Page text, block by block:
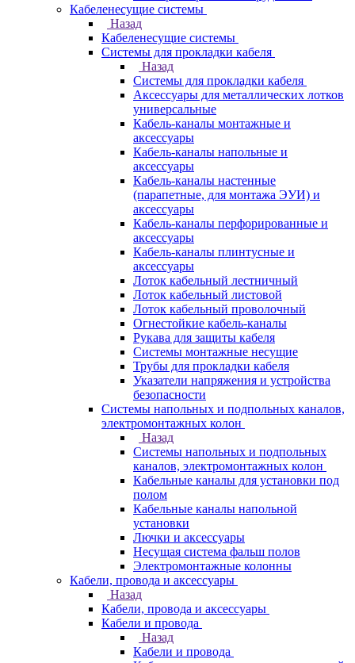
Кабеленесущие системы
Назад
Кабеленесущие системы
Системы для прокладки кабеля
Назад
Системы для прокладки кабеля
Аксессуары для металлических лотков
универсальные
Кабель-каналы монтажные и
аксессуары
Кабель-каналы напольные и
аксессуары
Кабель-каналы настенные
(парапетные, для монтажа ЭУИ) и
аксессуары
Кабель-каналы перфорированные и
аксессуары
Кабель-каналы плинтусные и
аксессуары
Лоток кабельный лестничный
Лоток кабельный листовой
Лоток кабельный проволочный
Огнестойкие кабель-каналы
Рукава для защиты кабеля
Системы монтажные несущие
Трубы для прокладки кабеля
Указатели напряжения и устройства
безопасности
Системы напольных и подпольных каналов,
электромонтажных колон
Назад
Системы напольных и подпольных
каналов, электромонтажных колон
Кабельные каналы для установки под
полом
Кабельные каналы напольной
установки
Лючки и аксессуары
Несущая система фальш полов
Электромонтажные колонны
Кабели, провода и аксессуары
Назад
Кабели, провода и аксессуары
Кабели и провода
Назад
Кабели и провода